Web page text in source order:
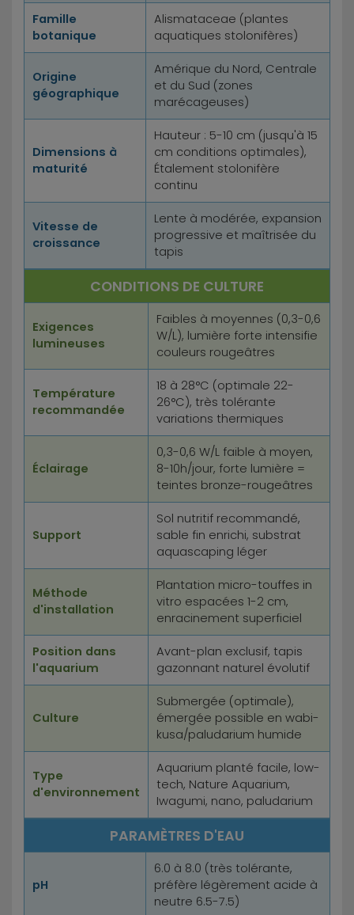
Famille
botanique
Alismataceae (plantes
aquatiques stolonifères)
Origine
géographique
Amérique du Nord, Centrale
et du Sud (zones
marécageuses)
Dimensions à
maturité
Hauteur : 5-10 cm (jusqu'à 15
cm conditions optimales),
Étalement stolonifère
continu
Vitesse de
croissance
Lente à modérée, expansion
progressive et maîtrisée du
tapis
CONDITIONS DE CULTURE
Exigences
lumineuses
Faibles à moyennes (0,3-0,6
W/L), lumière forte intensifie
couleurs rougeâtres
Température
recommandée
18 à 28°C (optimale 22-
26°C), très tolérante
variations thermiques
Éclairage
0,3-0,6 W/L faible à moyen,
8-10h/jour, forte lumière =
teintes bronze-rougeâtres
Support
Sol nutritif recommandé,
sable fin enrichi, substrat
aquascaping léger
Méthode
d'installation
Plantation micro-touffes in
vitro espacées 1-2 cm,
enracinement superficiel
Position dans
l'aquarium
Avant-plan exclusif, tapis
gazonnant naturel évolutif
Culture
Submergée (optimale),
émergée possible en wabi-
kusa/paludarium humide
Type
d'environnement
Aquarium planté facile, low-
tech, Nature Aquarium,
Iwagumi, nano, paludarium
PARAMÈTRES D'EAU
pH
6.0 à 8.0 (très tolérante,
préfère légèrement acide à
neutre 6.5-7.5)